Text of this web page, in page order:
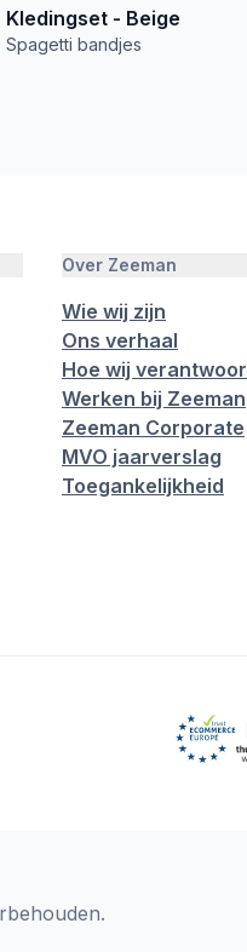
Kledingset - Beige
Spagetti bandjes
Over Zeeman
Wie wij zijn
Ons verhaal
Hoe wij
Werken bij Zeeman
Zeeman Corporate
MVO jaarverslag
Toegankelijkheid